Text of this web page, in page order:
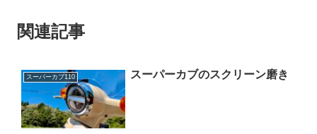
関連記事
スーパーカブ110 スーパーカブのスクリーン磨き